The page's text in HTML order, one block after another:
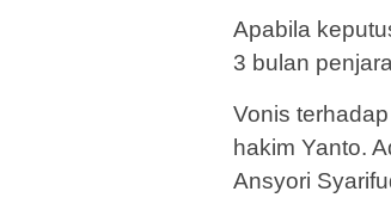
Apabila
3 bulan
Vonis
hakim Yanto.
Ansyori